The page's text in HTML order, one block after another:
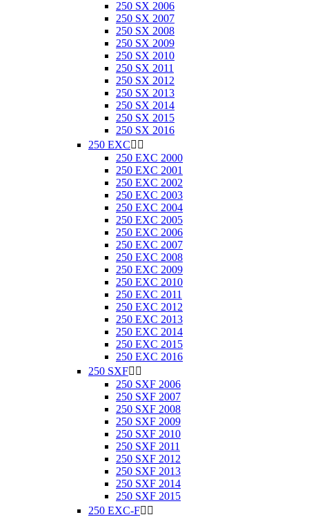
250 SX 2006
250 SX 2007
250 SX 2008
250 SX 2009
250 SX 2010
250 SX 2011
250 SX 2012
250 SX 2013
250 SX 2014
250 SX 2015
250 SX 2016
250 EXC 
250 EXC 2000
250 EXC 2001
250 EXC 2002
250 EXC 2003
250 EXC 2004
250 EXC 2005
250 EXC 2006
250 EXC 2007
250 EXC 2008
250 EXC 2009
250 EXC 2010
250 EXC 2011
250 EXC 2012
250 EXC 2013
250 EXC 2014
250 EXC 2015
250 EXC 2016
250 SXF 
250 SXF 2006
250 SXF 2007
250 SXF 2008
250 SXF 2009
250 SXF 2010
250 SXF 2011
250 SXF 2012
250 SXF 2013
250 SXF 2014
250 SXF 2015
250 EXC-F 